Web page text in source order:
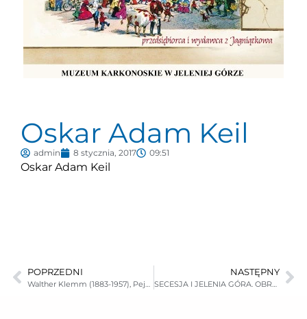
Oskar Adam Keil
admin 8 stycznia, 2017 09:51
Oskar Adam Keil
POPRZEDNI
Walther Klemm (1883-1957), Pejzaż zimowy
NASTĘPNY
SECESJA I JELENIA GÓRA. OBRAZ MIASTA I EPOKI